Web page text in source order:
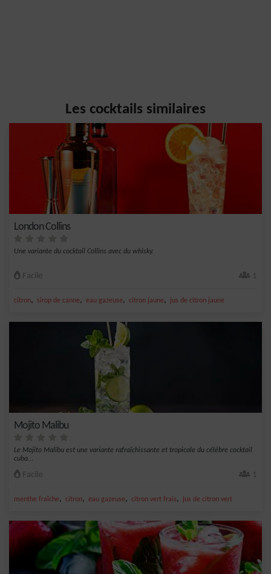
Les cocktails similaires
London Collins
Une variante du cocktail Collins avec du whisky.
Facile 1
citron, sirop de canne, eau gazeuse, citron jaune, jus de citron jaune
Mojito Malibu
Le Mojito Malibu est une variante rafraîchissante et tropicale du célèbre cocktail
cuba...
Facile 1
menthe fraîche, citron, eau gazeuse, citron vert frais, jus de citron vert